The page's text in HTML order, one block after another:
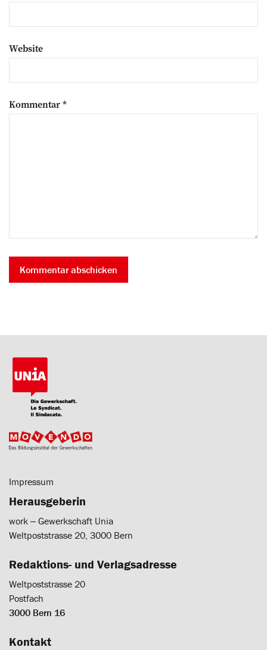
Website
Kommentar*
Impressum
Herausgeberin
work ‒ Gewerkschaft Unia
Weltpoststrasse 20, 3000 Bern
Redaktions- und Verlagsadresse
Weltpoststrasse 20
Postfach
3000 Bern 16
Kontakt